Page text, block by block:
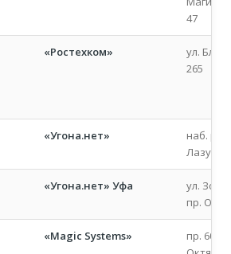
47
«Ростехком»
ул.
265
«Угона.нет»
наб.
Лазури,
«Угона.нет» Уфа
ул.
пр.
«Magic Systems»
пр. 60-